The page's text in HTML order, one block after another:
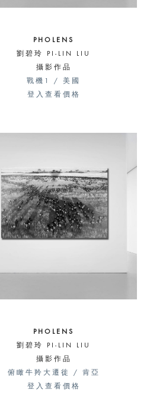
PHOLENS
劉碧玲 PI-LIN LIU
攝影作品
戰機1 / 美國
登入查看價格
PHOLENS
劉碧玲 PI-LIN LIU
攝影作品
俯瞰牛羚大遷徙 / 肯亞
登入查看價格